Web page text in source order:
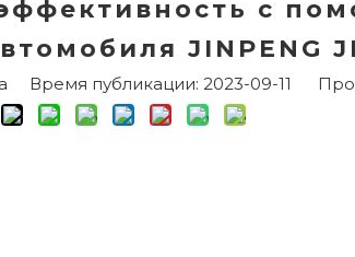
с
JINPENG
Время публикации: 2023-09-11